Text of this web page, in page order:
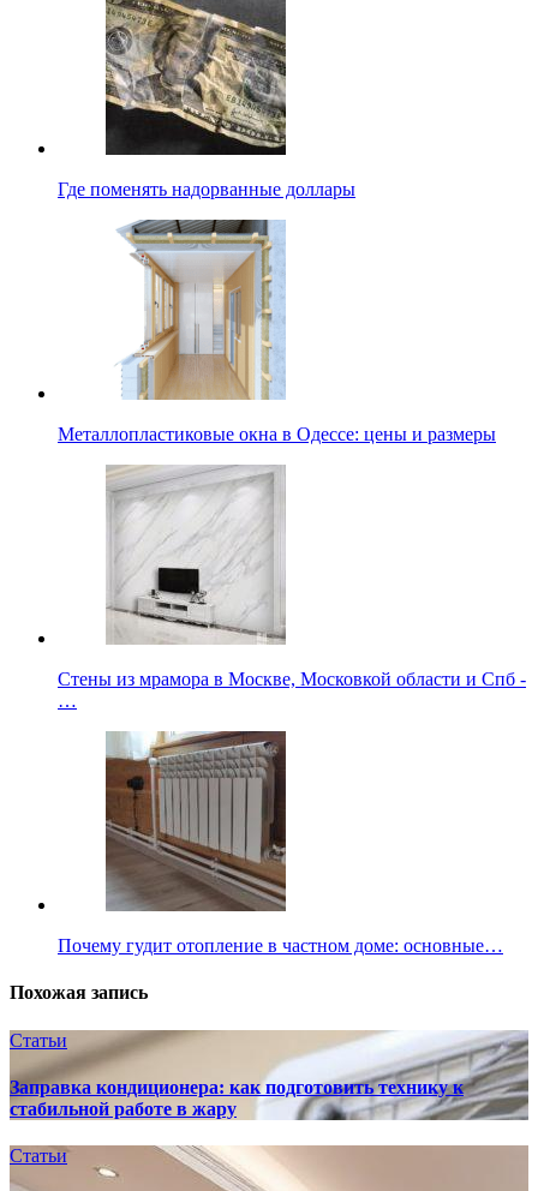
Где поменять надорванные доллары
Металлопластиковые окна в Одессе: цены и размеры
Стены из мрамора в Москве, Московкой области и Спб -
…
Почему гудит отопление в частном доме: основные…
Похожая запись
Статьи
Заправка кондиционера: как подготовить технику к
стабильной работе в жару
Статьи